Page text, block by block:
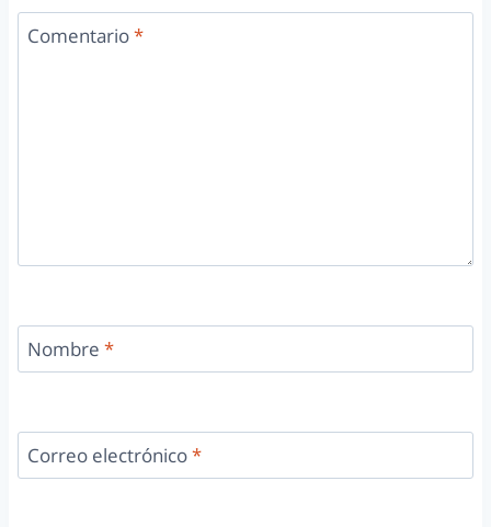
Comentario*
Nombre *
Correo electrónico*